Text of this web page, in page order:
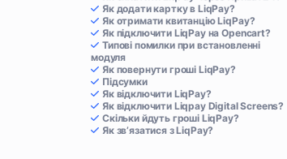
Як додати картку в LiqPay?
Як отримати квитанцію LiqPay?
Як підключити LiqPay на Opencart?
Типові помилки при встановленні
модуля
Як повернути гроші LiqPay?
Підсумки
Як відключити LiqPay?
Як відключити Liqpay Digital Screens?
Скільки йдуть гроші LiqPay?
Як зв’язатися з LiqPay?